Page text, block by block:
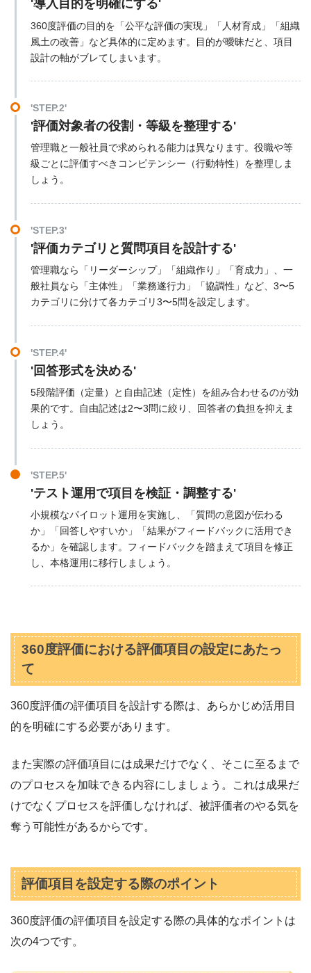
'導入目的を明確にする'
360度評価の目的を「公平な評価の実現」「人材育成」「組織
風土の改善」など具体的に定めます。目的が曖昧だと、項目
設計の軸がブレてしまいます。
'STEP.2'
'評価対象者の役割・等級を整理する'
管理職と一般社員で求められる能力は異なります。役職や等
級ごとに評価すべきコンピテンシー（行動特性）を整理しま
しょう。
'STEP.3'
'評価カテゴリと質問項目を設計する'
管理職なら「リーダーシップ」「組織作り」「育成力」、一
般社員なら「主体性」「業務遂行力」「協調性」など、3〜5
カテゴリに分けて各カテゴリ3〜5問を設定します。
'STEP.4'
'回答形式を決める'
5段階評価（定量）と自由記述（定性）を組み合わせるのが効
果的です。自由記述は2〜3問に絞り、回答者の負担を抑えま
しょう。
'STEP.5'
'テスト運用で項目を検証・調整する'
小規模なパイロット運用を実施し、「質問の意図が伝わる
か」「回答しやすいか」「結果がフィードバックに活用でき
るか」を確認します。フィードバックを踏まえて項目を修正
し、本格運用に移行しましょう。
360度評価における評価項目の設定にあたっ
て
360度評価の評価項目を設計する際は、あらかじめ活用目
的を明確にする必要があります。
また実際の評価項目には成果だけでなく、そこに至るまで
のプロセスを加味できる内容にしましょう。これは成果だ
けでなくプロセスを評価しなければ、被評価者のやる気を
奪う可能性があるからです。
評価項目を設定する際のポイント
360度評価の評価項目を設定する際の具体的なポイントは
次の4つです。